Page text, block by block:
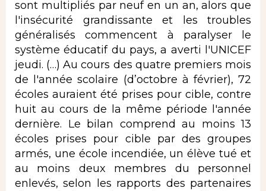
sont multipliés par neuf en un an, alors que
l'insécurité grandissante et les troubles
généralisés commencent à paralyser le
système éducatif du pays, a averti l'UNICEF
jeudi. (…) Au cours des quatre premiers mois
de l'année scolaire (d’octobre à février), 72
écoles auraient été prises pour cible, contre
huit au cours de la même période l'année
dernière. Le bilan comprend au moins 13
écoles prises pour cible par des groupes
armés, une école incendiée, un élève tué et
au moins deux membres du personnel
enlevés, selon les rapports des partenaires